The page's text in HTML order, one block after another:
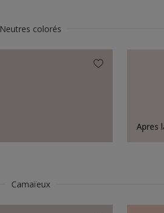
Neutres colorés
Apres
Camaïeux